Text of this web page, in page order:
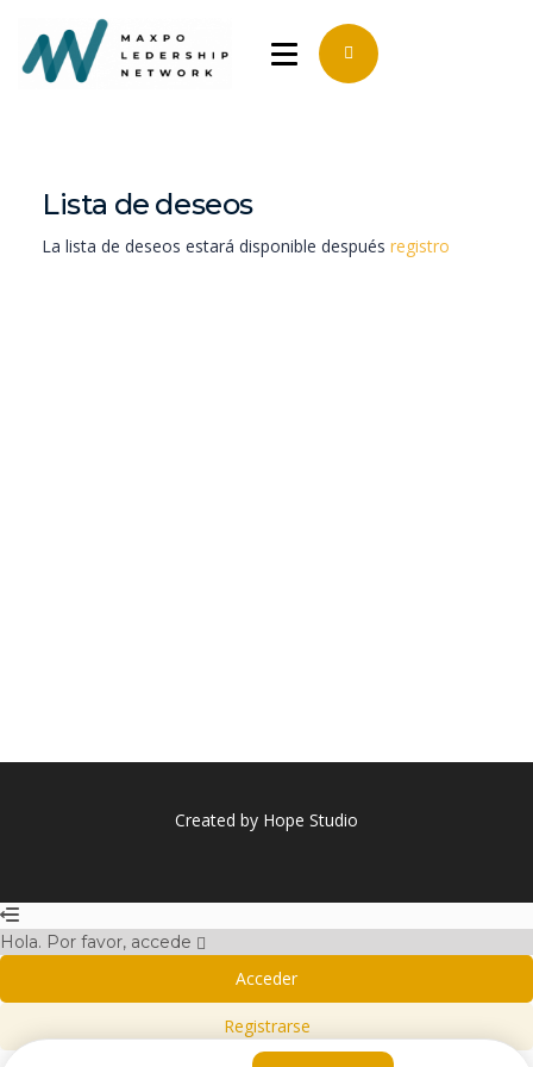
Lista de deseos
La lista de deseos estará disponible después registro
Created by Hope Studio
Hola. Por favor, accede
Acceder
Registrarse